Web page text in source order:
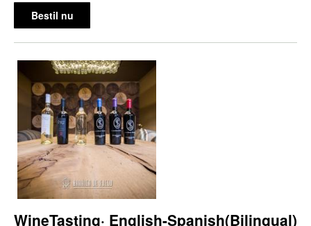
Bestil nu
WineTasting· English-Spanish(Bilingual)